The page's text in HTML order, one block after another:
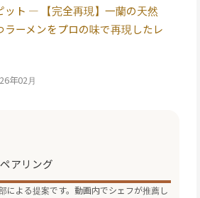
ット — 【完全再現】一蘭の天然
ラーメンをプロの味で再現したレ
年02月
アリング
よる提案です。動画内でシェフが推薦し